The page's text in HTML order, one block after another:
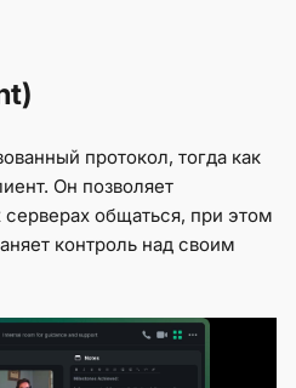
протокол, тогда как
Он позволяет
серверах общаться, при этом
контроль над своим